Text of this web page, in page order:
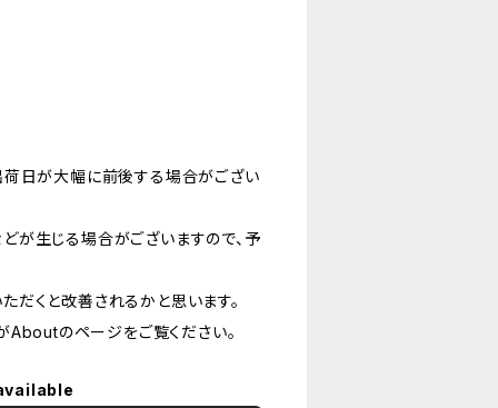
荷日が大幅に前後する場合がござい
が生じる場合がございますので、予
くと改善されるかと思います。
のページをご覧ください。